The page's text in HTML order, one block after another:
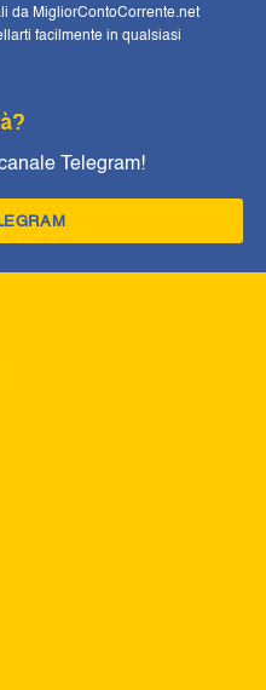
da MigliorContoCorrente.net
facilmente in qualsiasi
Telegram!